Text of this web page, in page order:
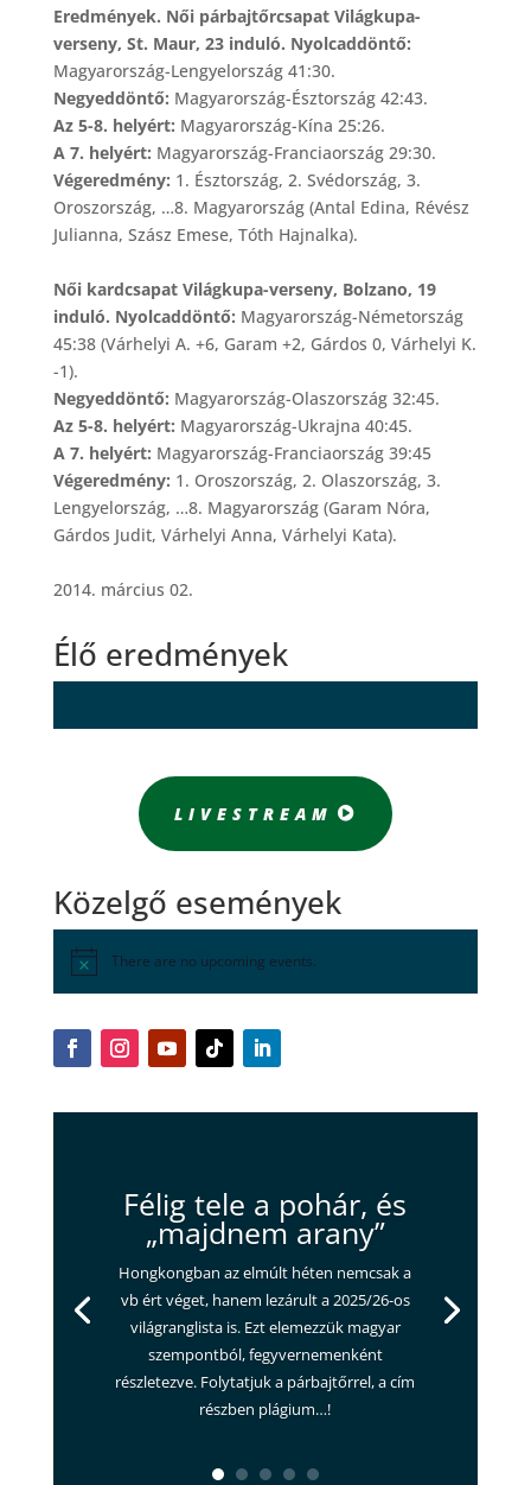
Eredmények. Női párbajtőrcsapat Világkupa-
verseny, St. Maur, 23 induló. Nyolcaddöntő:
Magyarország-Lengyelország 41:30.
Negyeddöntő: Magyarország-Észtország 42:43.
Az 5-8. helyért: Magyarország-Kína 25:26.
A 7. helyért: Magyarország-Franciaország 29:30.
Végeredmény: 1. Észtország, 2. Svédország, 3.
Oroszország, …8. Magyarország (Antal Edina, Révész
Julianna, Szász Emese, Tóth Hajnalka).
Női kardcsapat Világkupa-verseny, Bolzano, 19
induló. Nyolcaddöntő: Magyarország-Németország
45:38 (Várhelyi A. +6, Garam +2, Gárdos 0, Várhelyi K.
-1).
Negyeddöntő: Magyarország-Olaszország 32:45.
Az 5-8. helyért: Magyarország-Ukrajna 40:45.
A 7. helyért: Magyarország-Franciaország 39:45
Végeredmény: 1. Oroszország, 2. Olaszország, 3.
Lengyelország, …8. Magyarország (Garam Nóra,
Gárdos Judit, Várhelyi Anna, Várhelyi Kata).
2014. március 02.
Élő eredmények
LIVESTREAM
Közelgő események
There are no upcoming events.
Félig tele a pohár, és
„majdnem arany”
Hongkongban az elmúlt héten nemcsak a
vb ért véget, hanem lezárult a 2025/26-os
világranglista is. Ezt elemezzük magyar
szempontból, fegyvernemenként
részletezve. Folytatjuk a párbajtőrrel, a cím
részben plágium…!